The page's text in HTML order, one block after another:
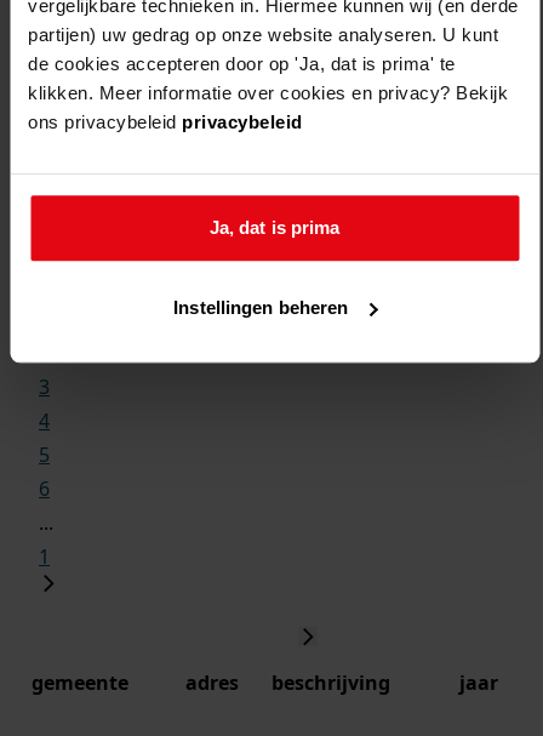
vergelijkbare technieken in. Hiermee kunnen wij (en derde
partijen) uw gedrag op onze website analyseren. U kunt
de cookies accepteren door op 'Ja, dat is prima' te
klikken. Meer informatie over cookies en privacy? Bekijk
ons privacybeleid privacybeleid
Ja, dat is prima
Instellingen beheren
3
4
5
6
...
1
gemeente adres beschrijving jaar